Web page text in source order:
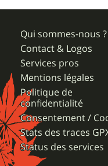
Qui sommes-nous ?
Contact & Logos
Services pros
Mentions légales
Politique de
confidentialité
Consentement /
Stats des traces
Status des services